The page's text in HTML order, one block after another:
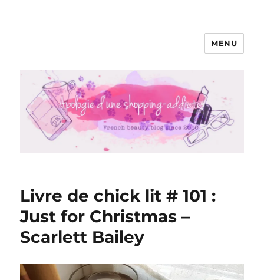
Apologie d'une Shopping-addicte
MENU
Livre de chick lit # 101 :
Just for Christmas –
Scarlett Bailey